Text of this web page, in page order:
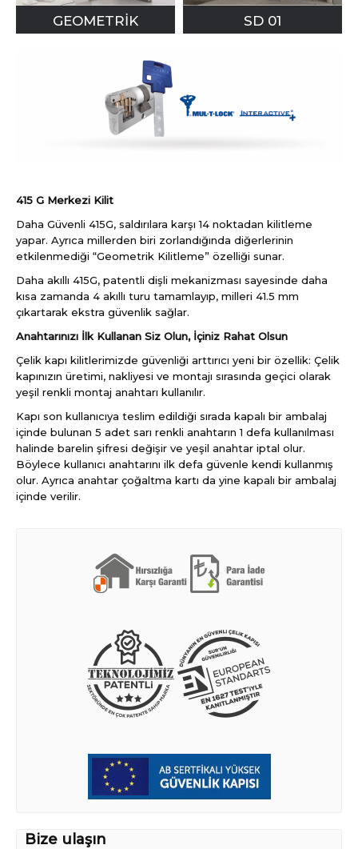
GEOMETRİK SD 01
415 G Merkezi Kilit
Daha Güvenli 415G, saldırılara karşı 14 noktadan kilitleme
yapar. Ayrıca millerden biri zorlandığında diğerlerinin
etkilenmediği “Geometrik Kilitleme” özelliği sunar.
Daha akıllı 415G, patentli dişli mekanizması sayesinde daha
kısa zamanda 4 akıllı turu tamamlayıp, milleri 41.5 mm
çıkartarak ekstra güvenlik sağlar.
Anahtarınızı İlk Kullanan Siz Olun, İçiniz Rahat Olsun
Çelik kapı kilitlerimizde güvenliği arttırıcı yeni bir özellik: Çelik
kapınızın üretimi, nakliyesi ve montajı sırasında geçici olarak
yeşil renkli montaj anahtarı kullanılır.
Kapı son kullanıcıya teslim edildiği sırada kapalı bir ambalaj
içinde bulunan 5 adet sarı renkli anahtarın 1 defa kullanılması
halinde barelin şifresi değişir ve yeşil anahtar iptal olur.
Böylece kullanıcı anahtarını ilk defa güvenle kendi kullanmış
olur. Ayrıca anahtar çoğaltma kartı da yine kapalı bir ambalaj
içinde verilir.
Bize ulaşın